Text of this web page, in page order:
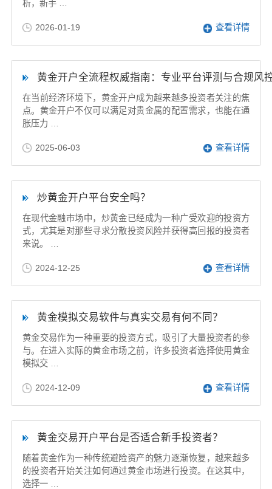
析，新手 …
2026-01-19 查看详情
黄金开户全流程权威指南：专业平台评测与合规风
在当前经济环境下，黄金开户成为越来越多投资者关注的焦
点。黄金开户不仅可以满足对贵金属的配置需求，也能在通
胀压力 …
2025-06-03 查看详情
炒黄金开户平台安全吗？
在现代金融市场中，炒黄金已经成为一种广受欢迎的投资方
式，尤其是对那些寻求分散投资风险并获得高回报的投资者
来说。 …
2024-12-25 查看详情
黄金模拟交易软件与真实交易有何不同？
黄金交易作为一种重要的投资方式，吸引了大量投资者的参
与。在进入实际的黄金市场之前，许多投资者选择使用黄金
模拟交 …
2024-12-09 查看详情
黄金交易开户平台是否适合新手投资者？
随着黄金作为一种传统避险资产的魅力逐渐恢复，越来越多
的投资者开始关注如何通过黄金市场进行投资。在这其中，
选择一 …